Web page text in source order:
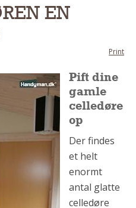
EN
Print
Pift dine
gamle
celledøre
op
Der findes
et helt
enormt
antal glatte
celledøre